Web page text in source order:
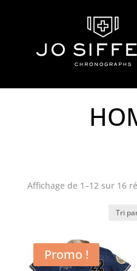
Affichage de 1–12 sur 16
Promo !